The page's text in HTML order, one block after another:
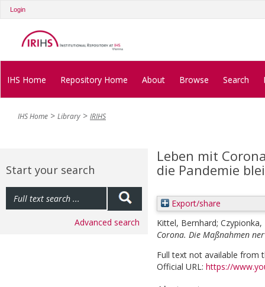
Login
IHS Home Repository Home About Browse Search
IHS Home Library IRIHS
Start your search
Advanced search
Leben mit
die Pandemie
Export/share
Kittel, Bernhard;
Corona. Die Maßnahmen
Full text not available from
Official URL: https://